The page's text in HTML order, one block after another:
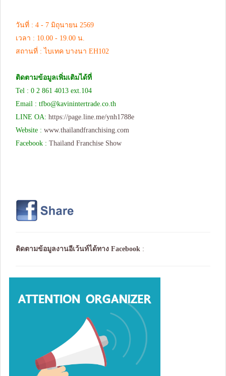
วันที่ : 4 - 7 มิถุนายน 2569
เวลา : 10.00 - 19.00 น.
สถานที่ : ไบเทค บางนา EH102
ติดตามข้อมูลเพิ่มเติมได้ที่
Tel : 0 2 861 4013 ext.104
Email : tfbo@kavinintertrade.co.th
LINE OA: https://page.line.me/ynh1788e
Website : www.thailandfranchising.com
Facebook : Thailand Franchise Show
ติดตามข้อมูลงานอีเว้นท์ได้ทาง Facebook :